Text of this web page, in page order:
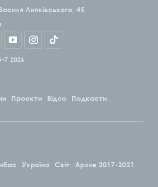
Липківського, 45
7 2026
Проєкти Відео
Подкасти
Україна Світ Архив 2017-2021